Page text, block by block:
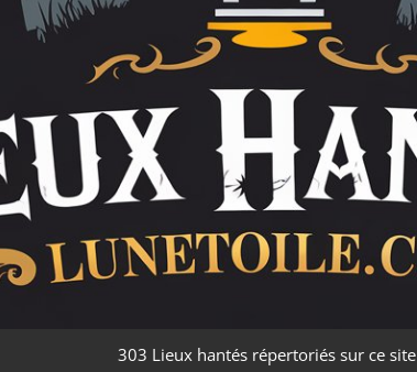
303 Lieux hantés répertoriés sur ce site